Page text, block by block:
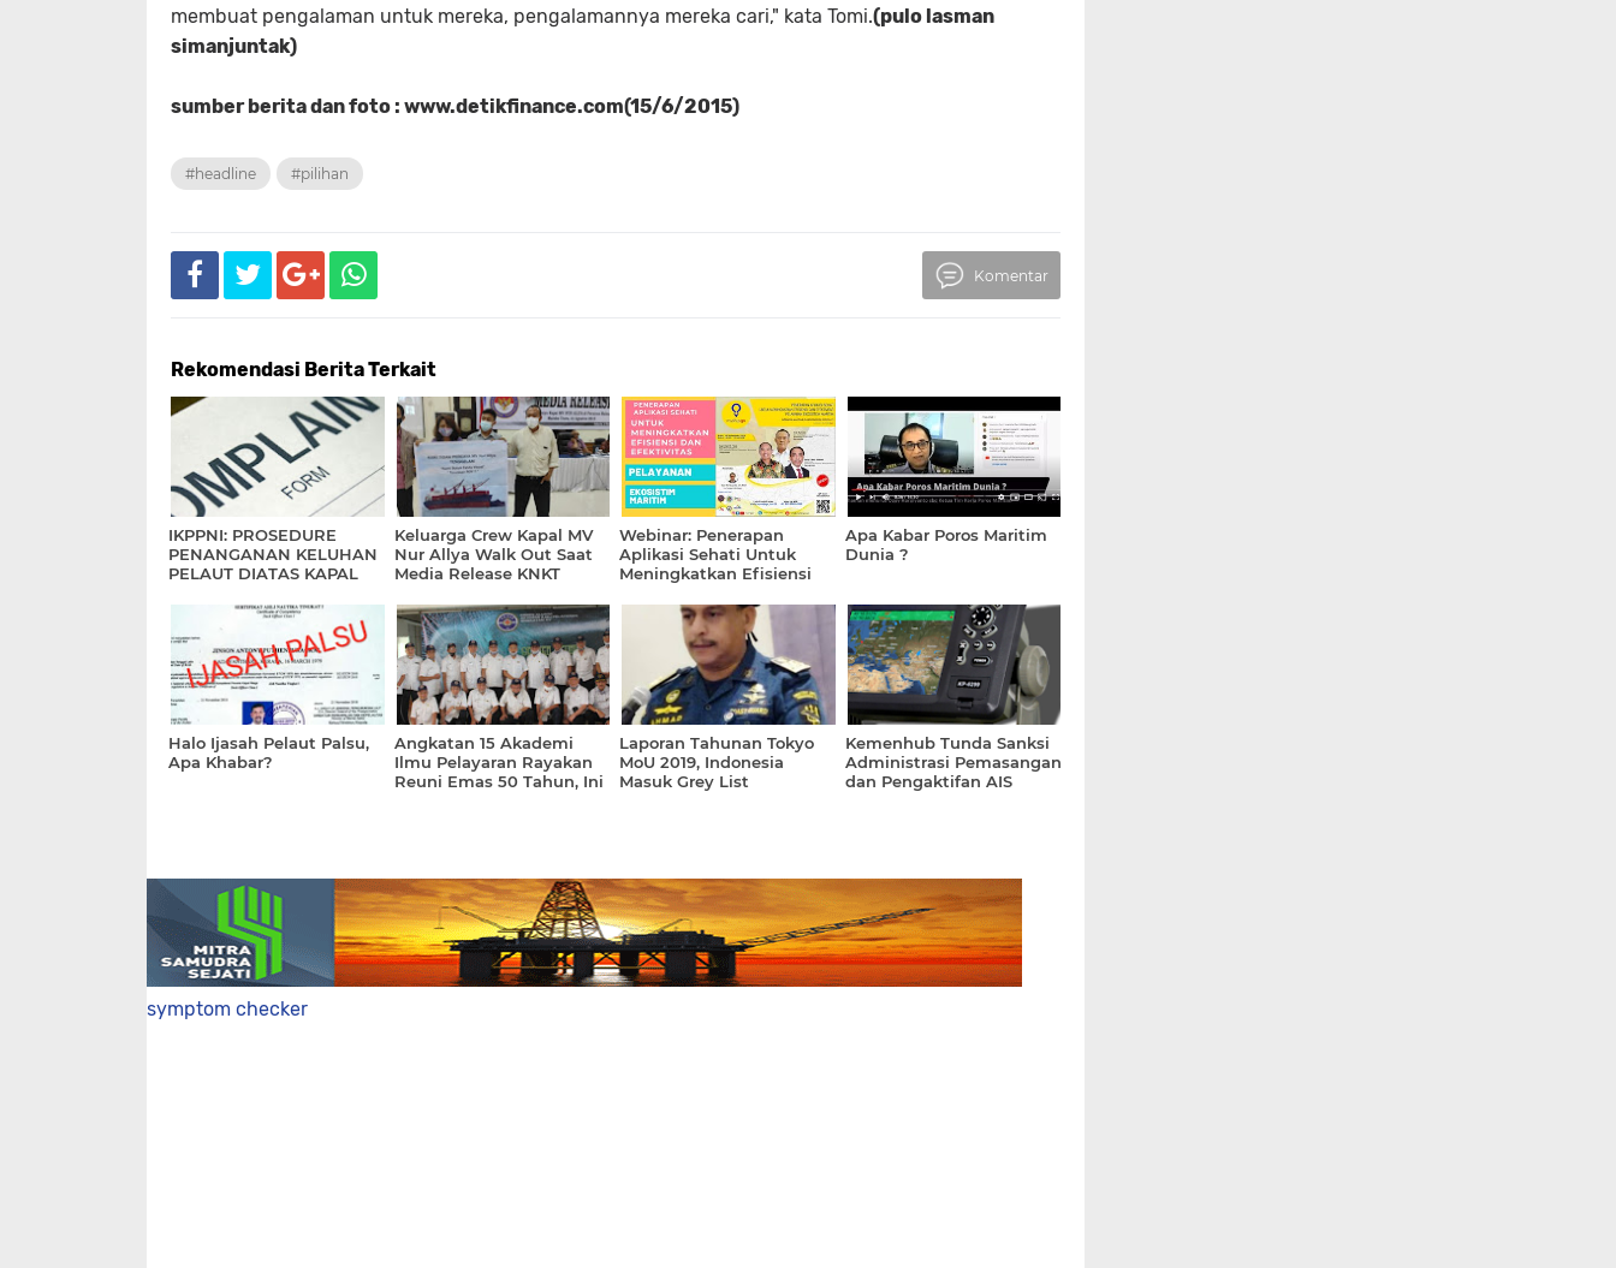
membuat pengalaman untuk mereka, pengalamannya mereka cari," kata Tomi.(pulo lasman
simanjuntak)
sumber berita dan foto : www.detikfinance.com(15/6/2015)
#headline #pilihan
Komentar
Rekomendasi Berita Terkait
IKPPNI: PROSEDURE
PENANGANAN KELUHAN
PELAUT DIATAS KAPAL
Keluarga Crew Kapal MV
Nur Allya Walk Out Saat
Media Release KNKT
Webinar: Penerapan
Aplikasi Sehati Untuk
Meningkatkan Efisiensi
Ekosistim Maritim
Apa Kabar Poros Maritim
Dunia ?
Halo Ijasah Pelaut Palsu,
Apa Khabar?
Angkatan 15 Akademi
Ilmu Pelayaran Rayakan
Reuni Emas 50 Tahun, Ini
Laporan Tahunan Tokyo
MoU 2019, Indonesia
Masuk Grey List
Kemenhub Tunda Sanksi
Administrasi Pemasangan
dan Pengaktifan AIS
symptom checker